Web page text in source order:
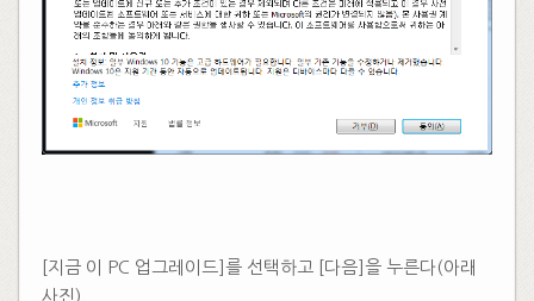
[지금 이 PC 업그레이드]를 선택하고 [다음]을 누른다(아래
사진).